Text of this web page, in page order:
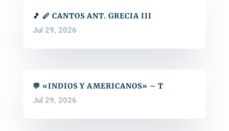
🎵 🪈 CANTOS ANT. GRECIA III
Jul 29, 2026
💬 «INDIOS Y AMERICANOS» – T
Jul 29, 2026